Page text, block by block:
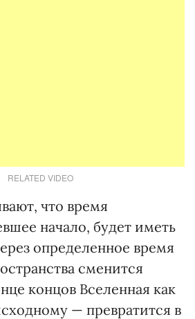
RELATED VIDEO
что время
начало, будет иметь
определенное время
сменится
концов Вселенная как
— превратится в